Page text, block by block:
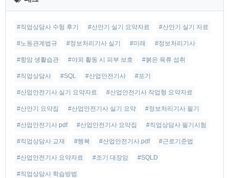
글
#직업상담사 수험 후기 #산안기 실기 요약자료 #산안기 실기 자료
#노동관계법규 #정보처리기사 실기 #미래 #정보처리기사
#항암 생활습관 #야외 활동 시 피부 보호 #붉은 육류 섭취
#직업상담사 #SQL #산업안전기사 #포기
#산업안전기사 실기 요약자료 #산업안전기사 작업형 요약자료
#산안기 요약집 #산업안전기사 실기 요약 #정보처리기사 필기
#산업안전기사 pdf #산업안전기사 요약집 #직업상담사 필기시험
#직업상담사 교재 #행복 #산업안전기사.pdf #근로기준법
#산업안전기사 요약자료 #조기 대장암 #SQLD
#직업상담사 학습방법